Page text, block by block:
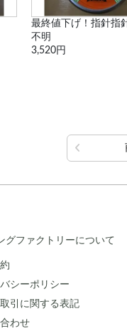
最終値下げ！指針指
不明
3,520円
グファクトリーについて
シーポリシー
引に関する表記
わせ